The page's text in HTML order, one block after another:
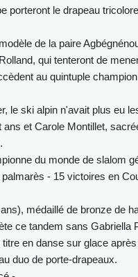
porteront le drapeau
de la paire
qui tenteront de
au quintuple
le ski alpin n'avait plus eu
et Carole Montillet,
du monde de slalom
- 15 victoires en
médaillé de bronze de
ce tandem sans Gabriella
en danse sur glace
duo de porte-drapeaux.